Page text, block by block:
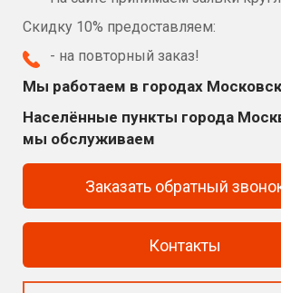
Скидку 10% предоставляем:
- на повторный заказ!
Мы работаем в городах
Населённые пункты города
мы обслуживаем
Заказать обратный
Контакты